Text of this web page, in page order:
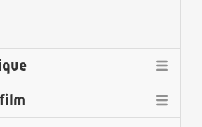
:Léopold Legrand